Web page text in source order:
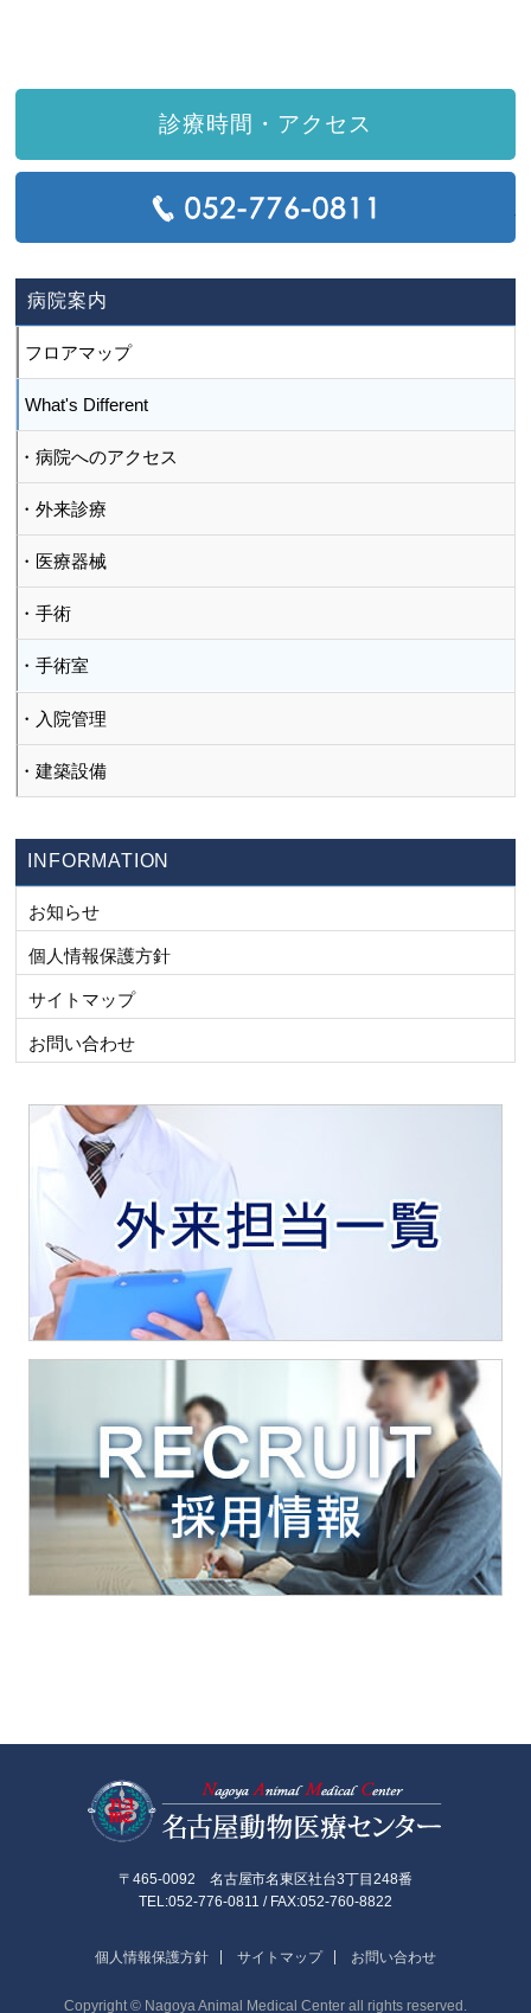
診療時間・アクセス
病院案内
フロアマップ
What's Different
病院へのアクセス
外来診療
医療器械
手術
手術室
入院管理
建築設備
INFORMATION
お知らせ
個人情報保護方針
サイトマップ
お問い合わせ
〒465-0092 名古屋市名東区社台3丁目248番
TEL:052-776-0811 / FAX:052-760-8822
個人情報保護方針 サイトマップ お問い合わせ
Copyright © Nagoya Animal Medical Center all rights reserved.